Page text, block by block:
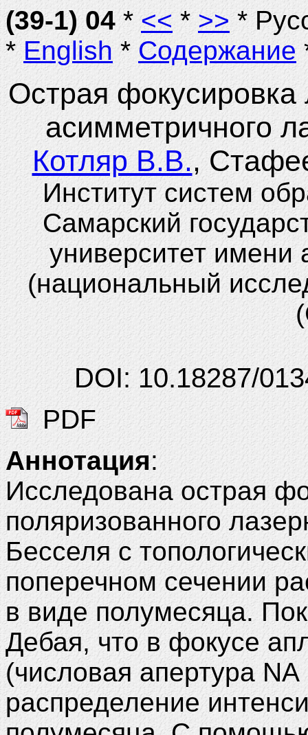
(39-1) 04*<< * >>*
*English * Содержание
Острая фокусировка
асимметричного
Котляр В.В.,
Институт систем
Самарский
университет
(национальный
DOI: 10.18287/
PDF
Аннотация:
Исследована острая
поляризованного
Бесселя с
поперечном сечении
в виде полумесяца.
Дебая, что в фокусе
(числовая апертура
распределение